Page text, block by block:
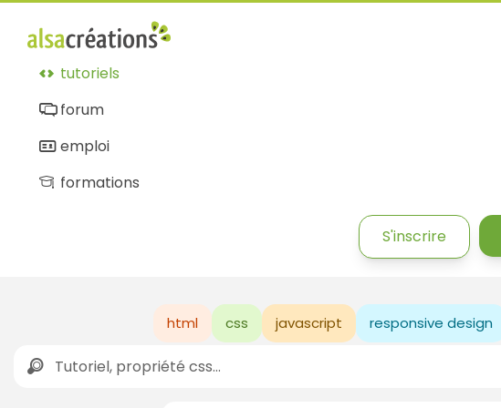
tutoriels
forum
emploi
formations
S'inscrire
html css javascript responsive design